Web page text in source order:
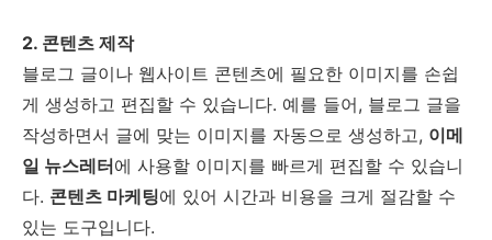
2. 콘텐츠 제작
블로그 글이나 웹사이트 콘텐츠에 필요한 이미지를 손쉽
게 생성하고 편집할 수 있습니다. 예를 들어, 블로그 글을
작성하면서 글에 맞는 이미지를 자동으로 생성하고, 이메
일 뉴스레터에 사용할 이미지를 빠르게 편집할 수 있습니
다. 콘텐츠 마케팅에 있어 시간과 비용을 크게 절감할 수
있는 도구입니다.